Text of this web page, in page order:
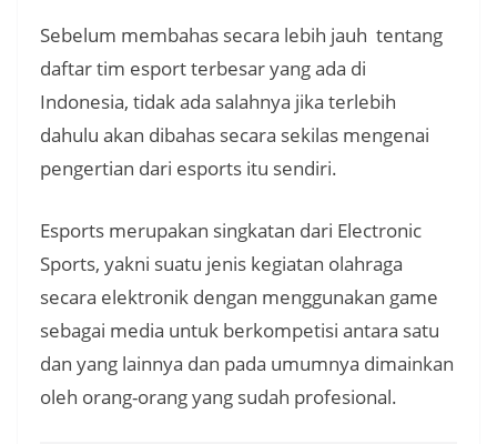
Sebelum membahas secara lebih jauh tentang
daftar tim esport terbesar yang ada di
Indonesia, tidak ada salahnya jika terlebih
dahulu akan dibahas secara sekilas mengenai
pengertian dari esports itu sendiri.
Esports merupakan singkatan dari Electronic
Sports, yakni suatu jenis kegiatan olahraga
secara elektronik dengan menggunakan game
sebagai media untuk berkompetisi antara satu
dan yang lainnya dan pada umumnya dimainkan
oleh orang-orang yang sudah profesional.